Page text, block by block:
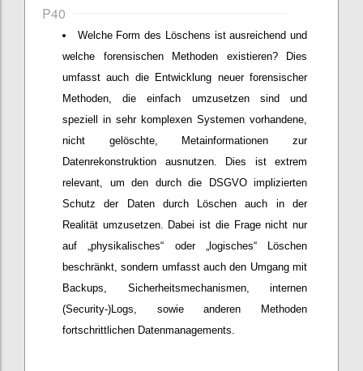
P40
Welche Form des Löschens ist ausreichend und
welche forensischen Methoden existieren? Dies
umfasst auch die Entwicklung neuer forensischer
Methoden, die einfach umzusetzen sind und
speziell in sehr komplexen Systemen vorhandene,
nicht gelöschte, Metainformationen zur
Datenrekonstruktion ausnutzen. Dies ist extrem
relevant, um den durch die DSGVO implizierten
Schutz der Daten durch Löschen auch in der
Realität umzusetzen. Dabei ist die Frage nicht nur
auf „physikalisches“ oder „logisches“ Löschen
beschränkt, sondern umfasst auch den Umgang mit
Backups, Sicherheitsmechanismen, internen
(Security-)Logs, sowie anderen Methoden
fortschrittlichen Datenmanagements.